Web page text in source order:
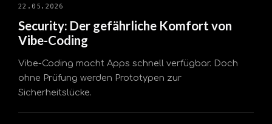
22.05.2026
Security: Der gefährliche Komfort von
Vibe-Coding
Vibe-Coding macht Apps schnell verfügbar. Doch
ohne Prüfung werden Prototypen zur
Sicherheitslücke.